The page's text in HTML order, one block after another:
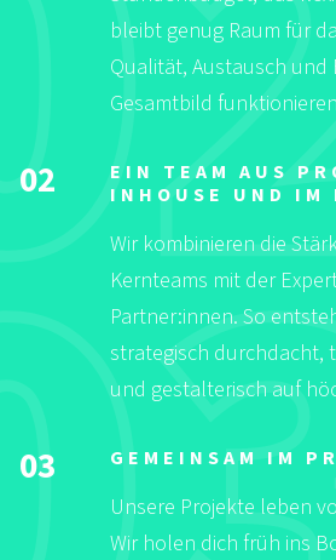
bleibt genug Raum für
Qualität, Austausch und
Gesamtbild
02
EIN TEAM AUS
INHOUSE UND IM
Wir kombinieren die
Kernteams mit der
Partner:innen. So
strategisch durchdacht,
und gestalterisch auf
03 GEMEINSAM IM
Unsere Projekte leben
Wir holen dich früh ins